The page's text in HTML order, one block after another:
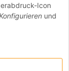
Icon
und
100 g